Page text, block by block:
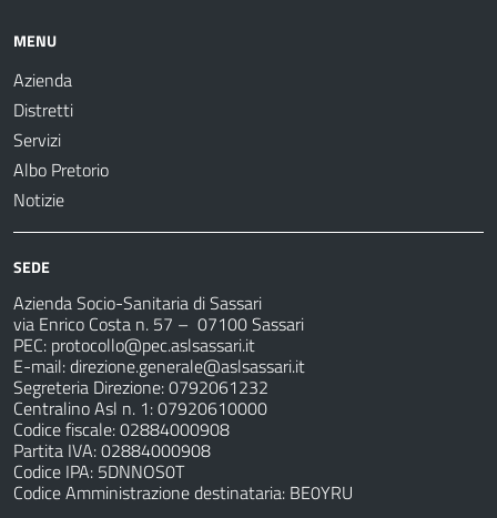
MENU
Azienda
Distretti
Servizi
Albo Pretorio
Notizie
SEDE
Azienda Socio-Sanitaria di Sassari
via Enrico Costa n. 57 – 07100 Sassari
PEC: protocollo@pec.aslsassari.it
E-mail:direzione.generale@aslsassari.it
Segreteria Direzione: 0792061232
Centralino Asl n. 1: 07920610000
Codice fiscale: 02884000908
Partita IVA: 02884000908
Codice IPA: 5DNNOS0T
Codice Amministrazione destinataria: BE0YRU